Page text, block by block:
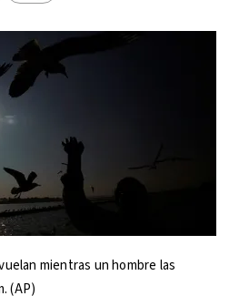
mientras un hombre las
(AP)